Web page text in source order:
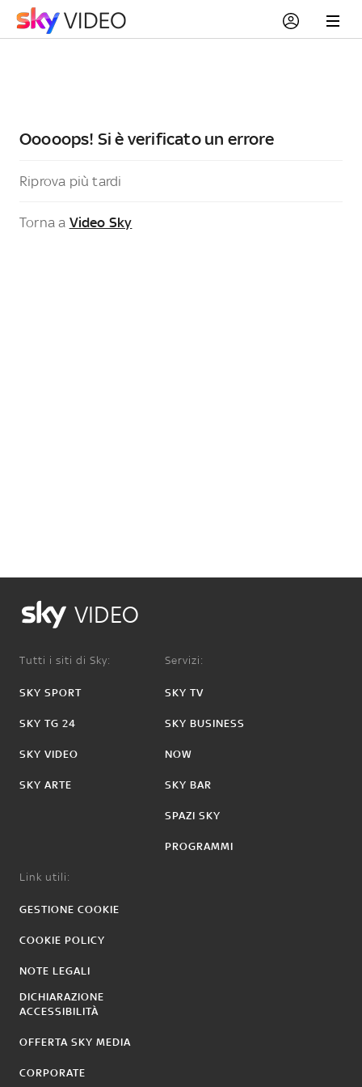
Ooooops! Si è verificato un errore
Riprova più tardi
Torna a Video Sky
VIDEO
Tutti i siti di Sky:
SKY SPORT
SKY TG 24
SKY VIDEO
SKY ARTE
Servizi:
SKY TV
SKY BUSINESS
NOW
SKY BAR
SPAZI SKY
PROGRAMMI
Link utili:
GESTIONE COOKIE
COOKIE POLICY
NOTE LEGALI
DICHIARAZIONE
ACCESSIBILITÀ
OFFERTA SKY MEDIA
CORPORATE